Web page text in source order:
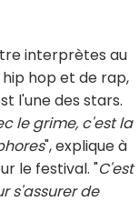
interprètes au
hop et de rap,
l'une des stars.
le grime, c'est la
", explique à
le festival. "C'est
s'assurer de